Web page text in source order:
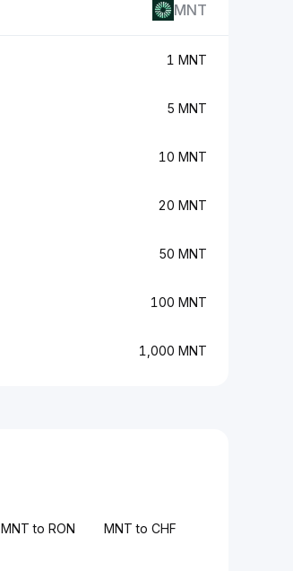
MNT
1 MNT
5 MNT
10 MNT
20 MNT
50 MNT
100 MNT
1,000 MNT
MNT to RON MNT to CHF